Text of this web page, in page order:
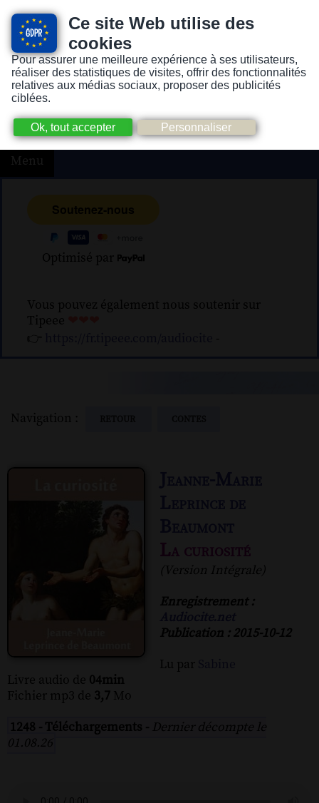
Ce site Web utilise des
cookies
Pour assurer une meilleure expérience à ses utilisateurs,
réaliser des statistiques de visites, offrir des fonctionnalités
relatives aux médias sociaux, proposer des publicités
ciblées.
Version pour personnes mal-voyantes ou non-voyantes
Menu
Optimisé par
Vous pouvez également nous soutenir sur
Tipeee
👉
-
Navigation :
La curiosité
(Version Intégrale)
Enregistrement :
Publication : 2015-10-12
Lu par
Livre audio de 04min
Fichier mp3 de 3,7 Mo
1248 - Téléchargements - Dernier décompte le
01.08.26